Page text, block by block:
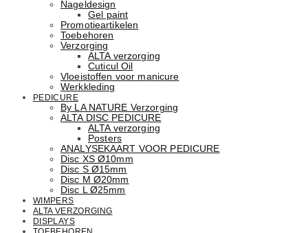
Nageldesign
Gel paint
Promotieartikelen
Toebehoren
Verzorging
ALTA verzorging
Cuticul Oil
Vloeistoffen voor manicure
Werkkleding
PEDICURE
By LA NATURE Verzorging
ALTA DISC PEDICURE
ALTA verzorging
Posters
ANALYSEKAART VOOR PEDICURE
Disc XS Ø10mm
Disc S Ø15mm
Disc M Ø20mm
Disc L Ø25mm
WIMPERS
ALTA VERZORGING
DISPLAYS